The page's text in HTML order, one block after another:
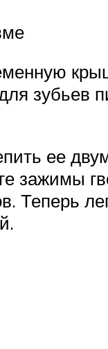
зубьев
ее
зажимы
Теперь